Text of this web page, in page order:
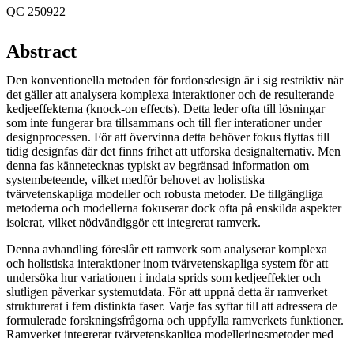
QC 250922
Abstract
Den konventionella metoden för fordonsdesign är i sig restriktiv när
det gäller att analysera komplexa interaktioner och de resulterande
kedjeeffekterna (knock-on effects). Detta leder ofta till lösningar
som inte fungerar bra tillsammans och till fler interationer under
designprocessen. För att övervinna detta behöver fokus flyttas till
tidig designfas där det finns frihet att utforska designalternativ. Men
denna fas kännetecknas typiskt av begränsad information om
systembeteende, vilket medför behovet av holistiska
tvärvetenskapliga modeller och robusta metoder. De tillgängliga
metoderna och modellerna fokuserar dock ofta på enskilda aspekter
isolerat, vilket nödvändiggör ett integrerat ramverk.
Denna avhandling föreslår ett ramverk som analyserar komplexa
och holistiska interaktioner inom tvärvetenskapliga system för att
undersöka hur variationen i indata sprids som kedjeeffekter och
slutligen påverkar systemutdata. För att uppnå detta är ramverket
strukturerat i fem distinkta faser. Varje fas syftar till att adressera de
formulerade forskningsfrågorna och uppfylla ramverkets funktioner.
Ramverket integrerar tvärvetenskapliga modelleringsmetoder med